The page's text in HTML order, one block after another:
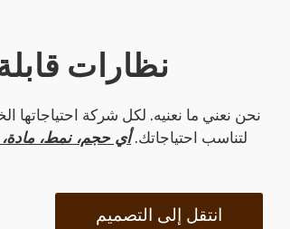
نظارات
نحن نعني ما نعنيه. لكل شركة احتياجاتها
لتناسب احتياجاتك.أي حجم، نمط، مادة،
انتقل إلى التصميم